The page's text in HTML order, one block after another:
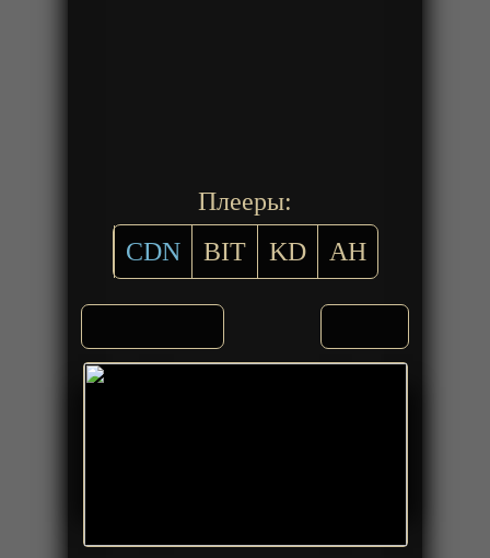
Плееры:
CDN
BIT KD AH